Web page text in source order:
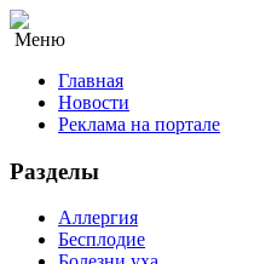
Меню
Главная
Новости
Реклама на портале
Разделы
Аллергия
Бесплодие